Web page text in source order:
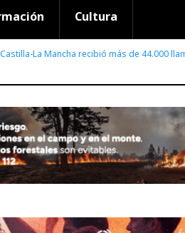
Cultura
La Mancha recibió más de 44.000